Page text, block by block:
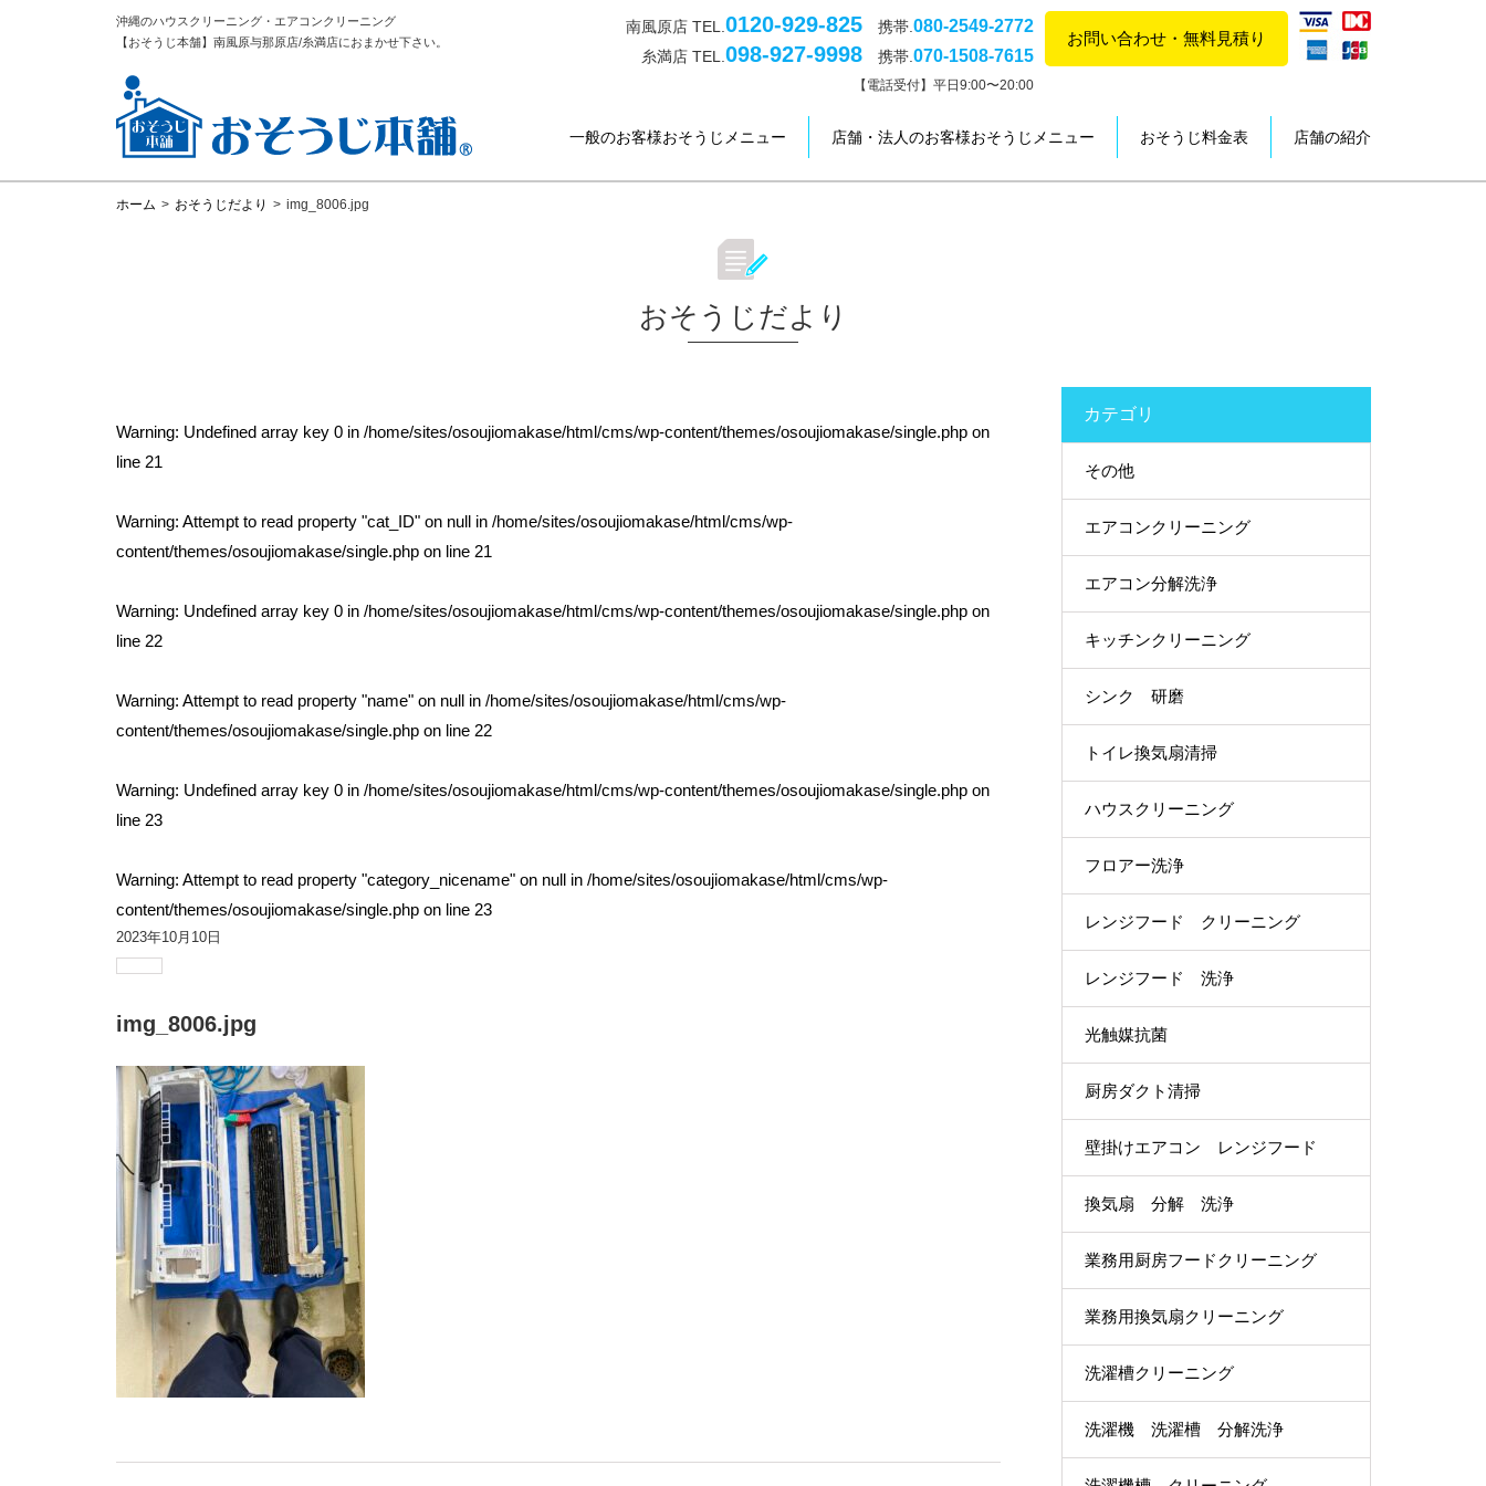
沖縄のハウスクリーニング・エアコンクリーニング
【おそうじ本舗】南風原与那原店/糸満店におまかせ下さい。
南風原店 TEL. 0120-929-825携帯. 080-2549-2772
糸満店 TEL. 098-927-9998携帯. 070-1508-7615
【電話受付】平日9:00〜20:00
お問い合わせ・無料見積り
一般のお客様おそうじメニュー 店舗・法人のお客様おそうじメニュー おそうじ料金表 店舗の紹介
ホーム > おそうじだより > img_8006.jpg
おそうじだより
Warning: Undefined array key 0 in /home/sites/osoujiomakase/html/cms/wp-content/themes/osoujiomakase/single.phpon
line 21
Warning: Attempt to read property "cat_ID" on null in /home/sites/osoujiomakase/html/cms/wp-
content/themes/osoujiomakase/single.phpon line 21
Warning: Undefined array key 0 in /home/sites/osoujiomakase/html/cms/wp-content/themes/osoujiomakase/single.phpon
line 22
Warning: Attempt to read property "name" on null in /home/sites/osoujiomakase/html/cms/wp-
content/themes/osoujiomakase/single.phpon line 22
Warning: Undefined array key 0 in /home/sites/osoujiomakase/html/cms/wp-content/themes/osoujiomakase/single.phpon
line 23
Warning: Attempt to read property "category_nicename" on null in /home/sites/osoujiomakase/html/cms/wp-
content/themes/osoujiomakase/single.phpon line 23
2023年10月10日
img_8006.jpg
カテゴリ
その他
エアコンクリーニング
エアコン分解洗浄
キッチンクリーニング
シンク 研磨
トイレ換気扇清掃
ハウスクリーニング
フロアー洗浄
レンジフード クリーニング
レンジフード 洗浄
光触媒抗菌
厨房ダクト清掃
壁掛けエアコン レンジフード
換気扇 分解 洗浄
業務用厨房フードクリーニング
業務用換気扇クリーニング
洗濯槽クリーニング
洗濯機 洗濯槽 分解洗浄